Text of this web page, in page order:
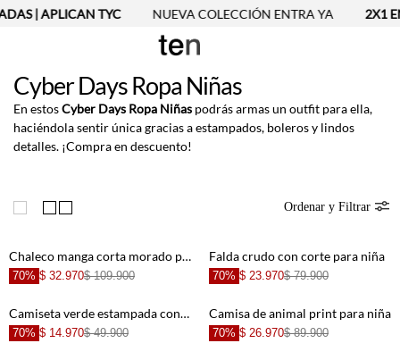
| APLICAN TYC NUEVA COLECCIÓN ENTRA YA 2X1
Cyber Days Ropa Niñas
En estosCyber Days Ropa Niñas podrás armas un outfit para ella,
haciéndola sentir única gracias a estampados, boleros y lindos
detalles. ¡Compra en descuento!
Ordenar y Filtrar
Chaleco manga corta morado para niña
70% $ 32.970$ 109.900
Falda crudo con corte para niña
70% $ 23.970$ 79.900
Camiseta verde estampada con brillos para niña
70% $ 14.970$ 49.900
Camisa de animal print para niña
70% $ 26.970$ 89.900